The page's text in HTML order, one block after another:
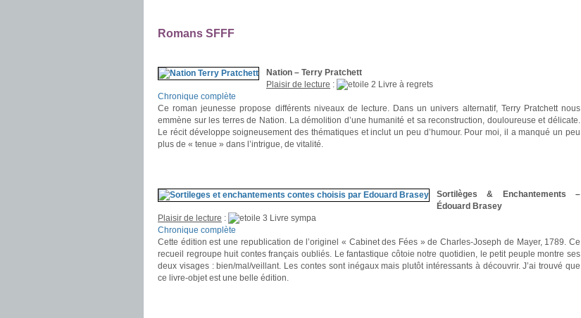
Romans SFFF
Nation – Terry Pratchett
Plaisir de lecture :
Livre à regrets
Chronique complète
Ce roman jeunesse propose différents niveaux de lecture. Dans un univers alternatif, Terry Pratchett nous
emmène sur les terres de Nation. La démolition d’une humanité et sa reconstruction, douloureuse et délicate.
Le récit développe soigneusement des thématiques et inclut un peu d’humour. Pour moi, il a manqué un peu
plus de « tenue » dans l’intrigue, de vitalité.
Sortilèges & Enchantements –
Édouard Brasey
Plaisir de lecture :
Livre sympa
Chronique complète
Cette édition est une republication de l’originel « Cabinet des Fées » de Charles-Joseph de Mayer, 1789. Ce
recueil regroupe huit contes français oubliés. Le fantastique côtoie notre quotidien, le petit peuple montre ses
deux visages : bien/mal/veillant. Les contes sont inégaux mais plutôt intéressants à découvrir. J’ai trouvé que
ce livre-objet est une belle édition.